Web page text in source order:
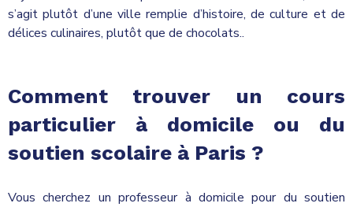
s’agit plutôt d’une ville remplie d’histoire, de culture et de
délices culinaires, plutôt que de chocolats..
Comment trouver un cours
particulier à domicile ou du
soutien scolaire à Paris ?
Vous cherchez un professeur à domicile pour du soutien